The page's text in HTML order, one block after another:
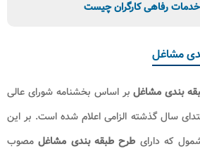
خدمات رفاهی کارگران چیست
مشاغل
بندی مشاغلبر اساس بخشنامه شورای عالی
۱۴۰۳/۱۲/۲۵ از ابتدای سال گذشته الزامی اعلام شده است. بر این
که دارای طرح طبقه ‌بندی مشاغلمصوب